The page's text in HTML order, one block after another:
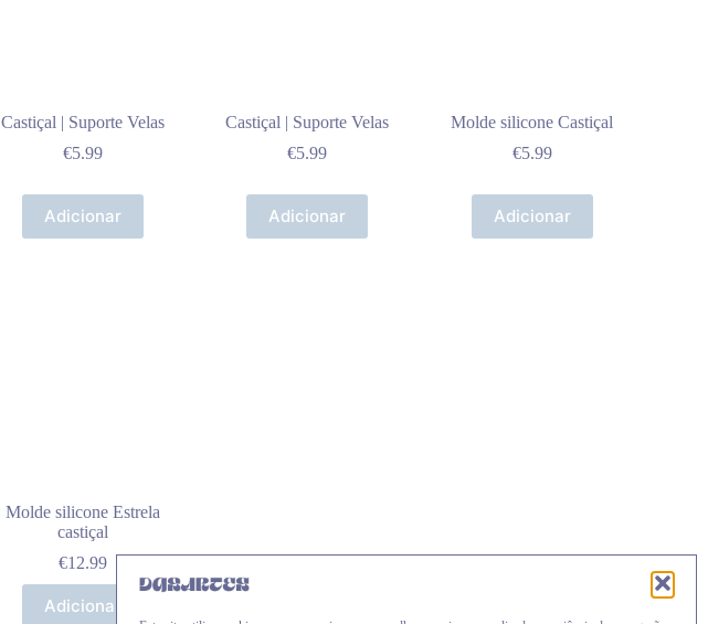
Castiçal | Suporte Velas
€5.99
Adicionar
Castiçal | Suporte Velas
€5.99
Adicionar
Molde silicone Castiçal
€5.99
Adicionar
Molde silicone Estrela
castiçal
€12.99
Adicionar